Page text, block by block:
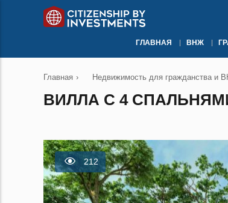
ГЛАВНАЯ ВНЖ
Главная › Недвижимость для гражданства и
ВИЛЛА С 4
212